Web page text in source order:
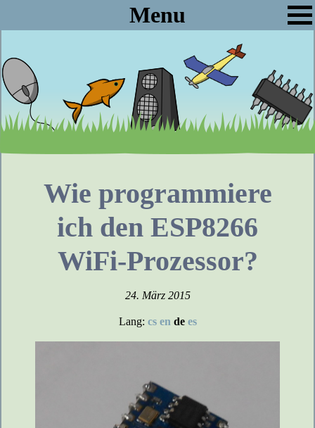
Menu
Wie programmiere
ich den ESP8266
WiFi-Prozessor?
24. März 2015
Lang: cs en de es